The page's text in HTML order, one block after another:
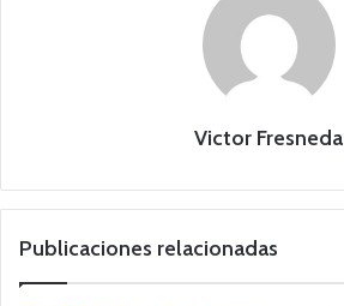
Victor Fresneda
Publicaciones relacionadas